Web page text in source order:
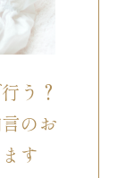
う？
のお
す